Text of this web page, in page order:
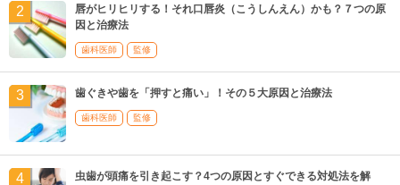
唇がヒリヒリする！それ口唇炎（こうしんえん）かも？７つの原
因と治療法
歯科医師 監修
歯ぐきや歯を「押すと痛い」！その５大原因と治療法
歯科医師 監修
虫歯が頭痛を引き起こす？4つの原因とすぐできる対処法を解